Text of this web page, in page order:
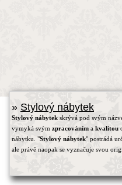
» Stylový nábytek
Stylový nábytek skrývá pod svým
vymyká svým zpracováním a kvalitou
nábytku. "Stylový nábytek" postrádá
ale právě naopak se vyznačuje svou